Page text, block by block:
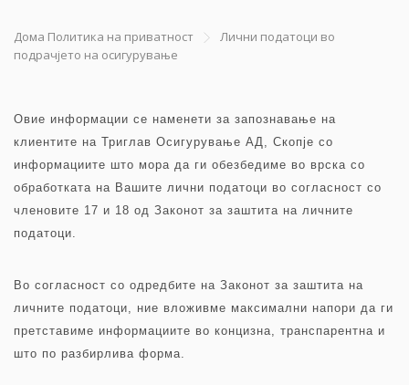
Дома Политика на приватност
Лични податоци во
подрачјето на осигурување
Овие информации се наменети за запознавање на
клиентите на Триглав Осигурување АД, Скопје со
информациите што мора да ги обезбедиме во врска со
обработката на Вашите лични податоци во согласност со
членовите 17 и 18 од Законот за заштита на личните
податоци.
Во согласност со одредбите на Законот за заштита на
личните податоци, ние вложивме максимални напори да ги
претставиме информациите во концизна, транспарентна и
што по разбирлива форма.